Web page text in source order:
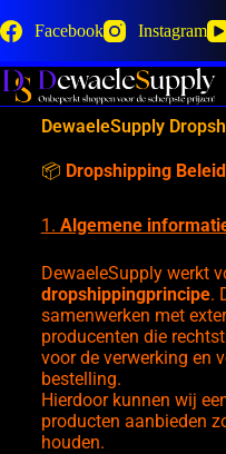
Facebook Instagram
DewaeleSupply
📦 Dropshipping
1. Algemene
DewaeleSupply werkt
dropshippingprincipe.
samenwerken met
producenten die
voor de verwerking en
bestelling.
Hierdoor kunnen wij
producten aanbieden
houden.